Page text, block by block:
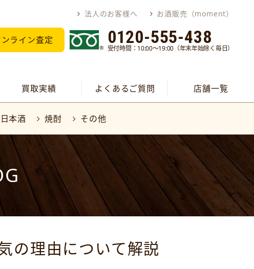
法人のお客様へ お酒販売（moment）
ライン査定 0120-555-438
受付時間：10:00～19:00（年末年始除く毎日）
買取実績 よくあるご質問 店舗一覧
日本酒 焼酎 その他
の理由について解説